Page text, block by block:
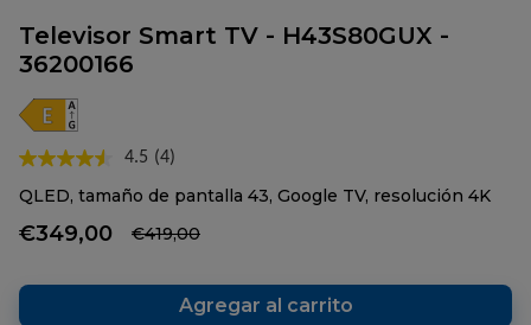
Televisor Smart TV - H43S80GUX -
36200166
4.5 Lea
4
reseñas.
Enlace
en
misma
página.
(4)
QLED, tamaño de pantalla 43, Google TV, resolución 4K
€349,00 €419,00
Agregar al carrito